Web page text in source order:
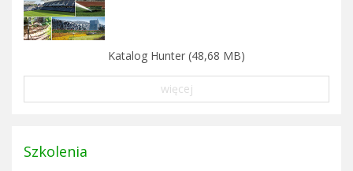
Katalog Hunter (48,68 MB)
więcej
Szkolenia